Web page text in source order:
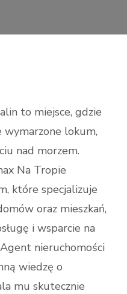
to miejsce, gdzie
wymarzone lokum,
nad morzem.
Na Tropie
które specjalizuje
oraz mieszkań,
i wsparcie na
nieruchomości
wiedzę o
mu skutecznie